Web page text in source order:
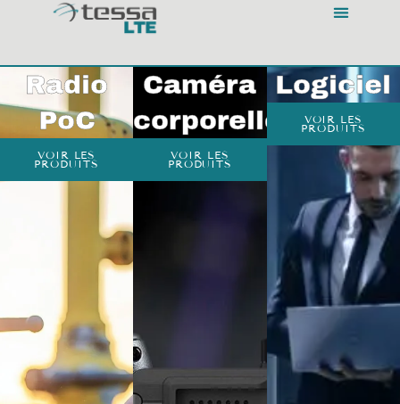
Radio
PoC
VOIR LES
PRODUITS
Caméra
corporelle
VOIR LES
PRODUITS
Logiciel
VOIR LES
PRODUITS